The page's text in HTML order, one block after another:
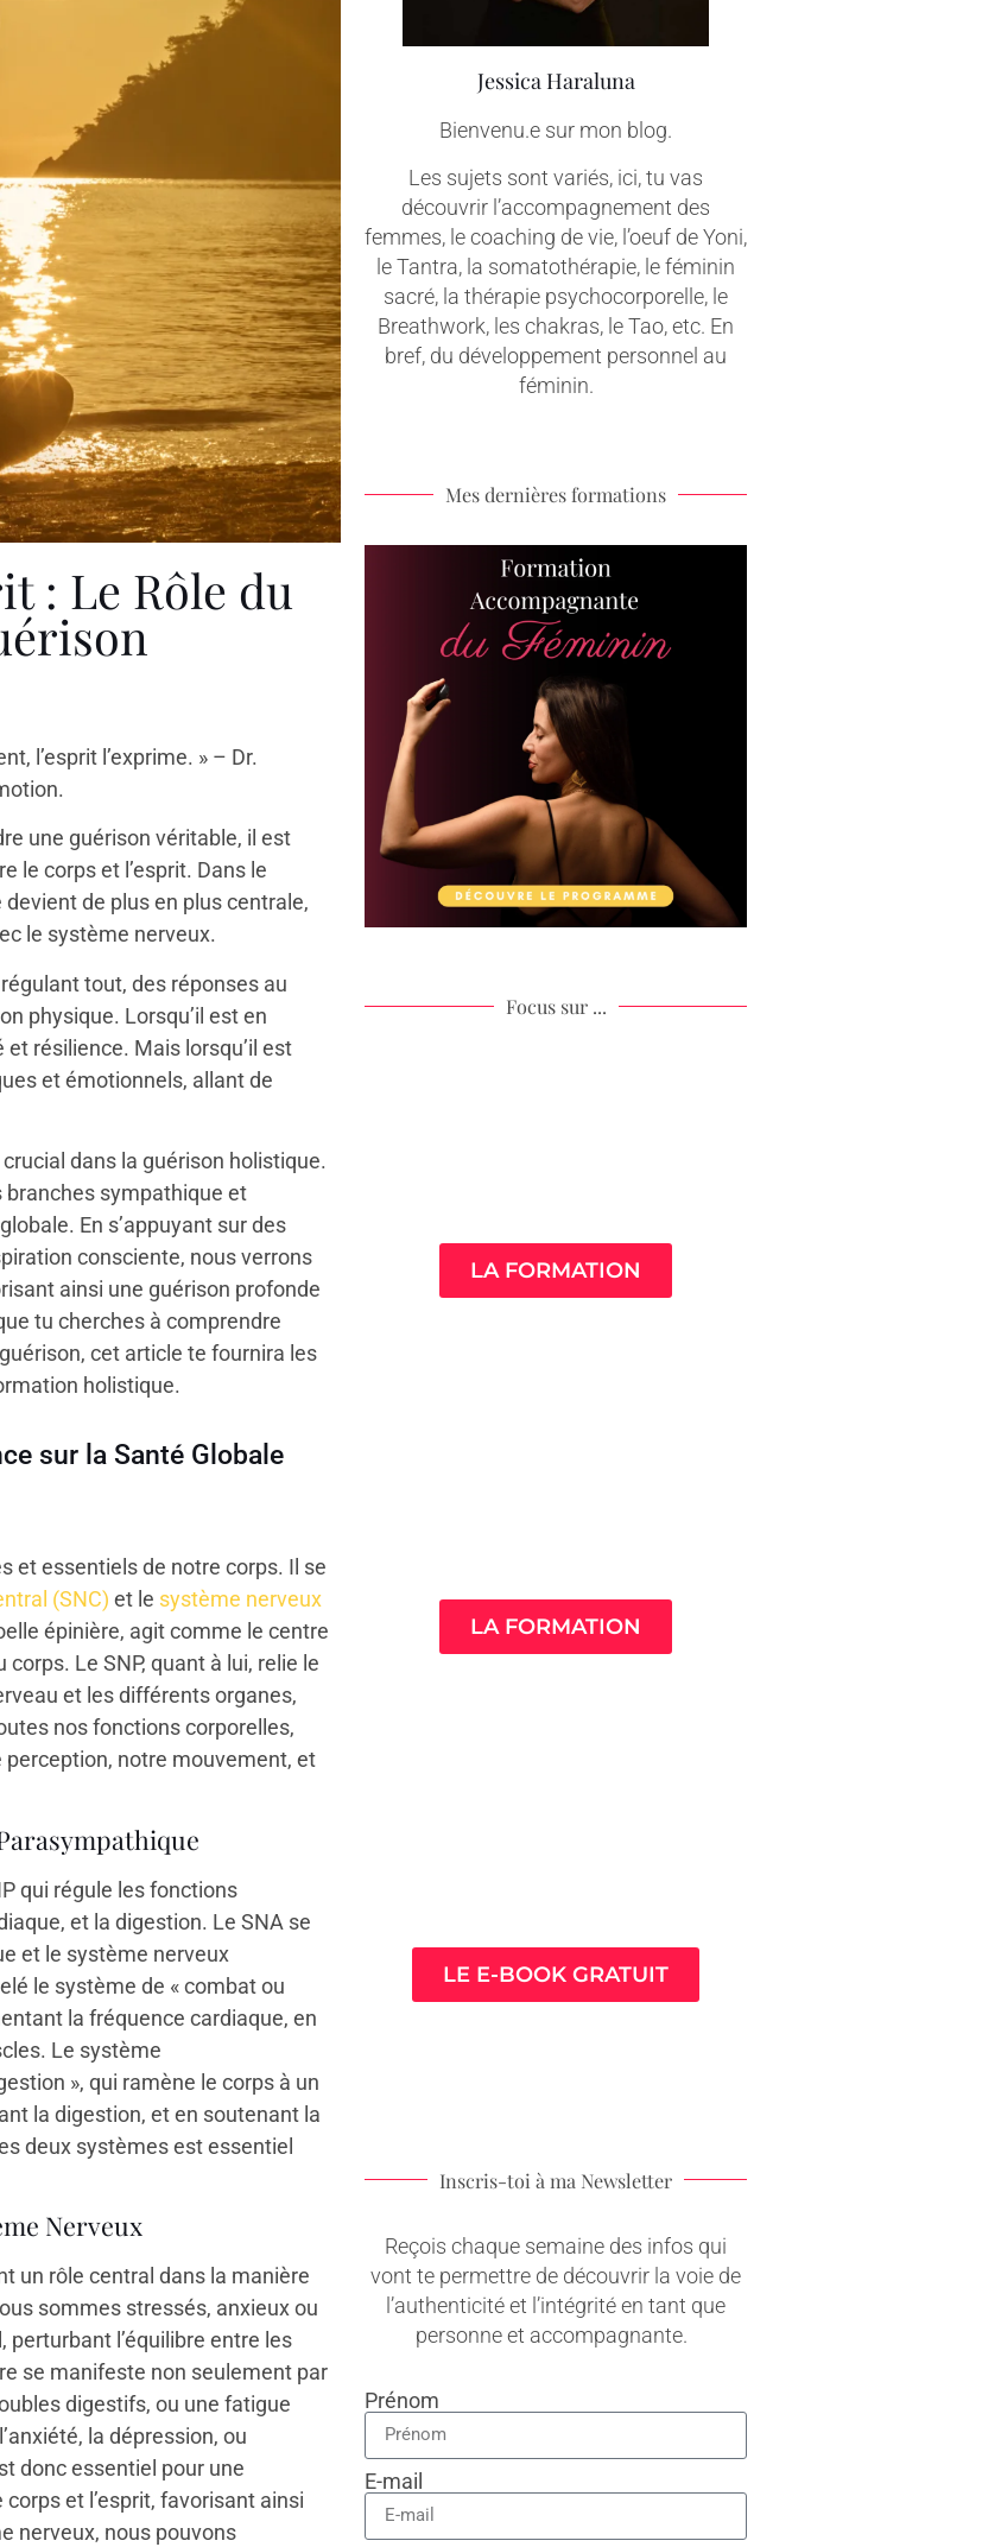
: Le Rôle du
l’esprit l’exprime. » – Dr.
une guérison véritable, il est
le corps et l’esprit. Dans le
de plus en plus centrale,
le système nerveux.
régulant tout, des réponses au
physique. Lorsqu’il est en
résilience. Mais lorsqu’il est
et émotionnels, allant de
dans la guérison holistique.
sympathique et
En s’appuyant sur des
consciente, nous verrons
ainsi une guérison profonde
tu cherches à comprendre
cet article te fournira les
holistique.
sur la Santé Globale
et essentiels de notre corps. Il se
(SNC) et le système nerveux
épinière, agit comme le centre
Le SNP, quant à lui, relie le
et les différents organes,
nos fonctions corporelles,
notre mouvement, et
qui régule les fonctions
et la digestion. Le SNA se
et le système nerveux
le système de « combat ou
la fréquence cardiaque, en
Le système
», qui ramène le corps à un
la digestion, et en soutenant la
deux systèmes est essentiel
Nerveux
un rôle central dans la manière
sommes stressés, anxieux ou
l’équilibre entre les
se manifeste non seulement par
digestifs, ou une fatigue
la dépression, ou
donc essentiel pour une
et l’esprit, favorisant ainsi
nerveux, nous pouvons
Jessica Haraluna
Bienvenu.e sur mon blog.
Les sujets sont variés, ici, tu vas
découvrir l’accompagnement des
femmes, le coaching de vie, l’oeuf de Yoni,
le Tantra, la somatothérapie, le féminin
sacré, la thérapie psychocorporelle, le
Breathwork, les chakras, le Tao, etc. En
bref, du développement personnel au
féminin.
Mes dernières formations
Focus sur ...
LA FORMATION
LA FORMATION
LE E-BOOK GRATUIT
Inscris-toi à ma Newsletter
Reçois chaque semaine des infos qui
vont te permettre de découvrir la voie de
l’authenticité et l’intégrité en tant que
personne et accompagnante.
Prénom
E-mail